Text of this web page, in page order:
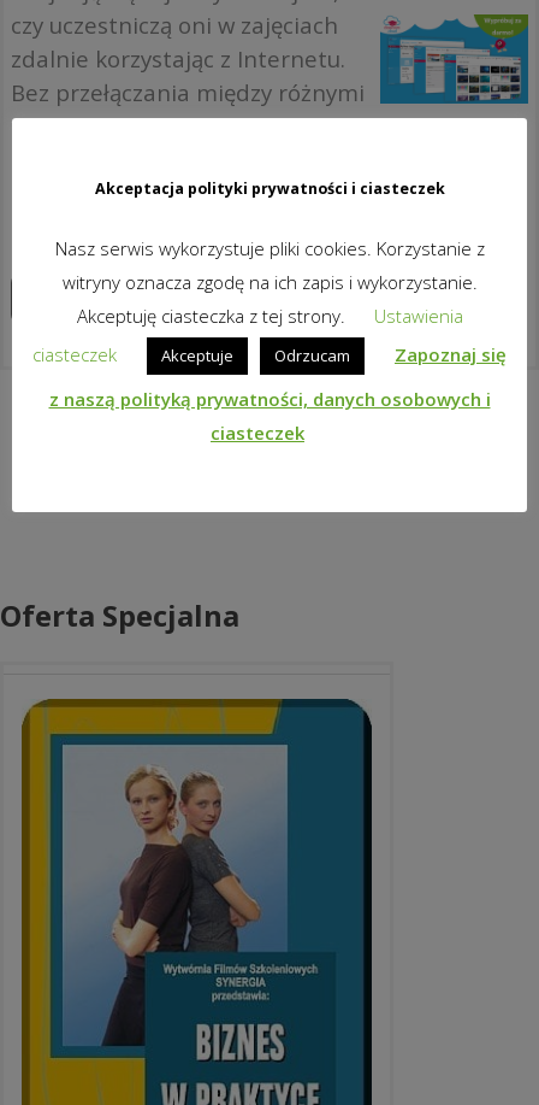
czy uczestniczą oni w zajęciach
zdalnie korzystając z Internetu.
Bez przełączania między różnymi
rozwiązaniami dla różnych
zapewnić ciągłość nauczania –
Zapoznaj się z produktem
Oferta Specjalna
Akceptacja polityki prywatności i ciasteczek
Nasz serwis wykorzystuje pliki cookies. Korzystanie z
witryny oznacza zgodę na ich zapis i wykorzystanie.
Akceptuję ciasteczka z tej strony.
Ustawienia
ciasteczek
Akceptuje Odrzucam
Zapoznaj się
z naszą polityką prywatności, danych osobowych i
ciasteczek